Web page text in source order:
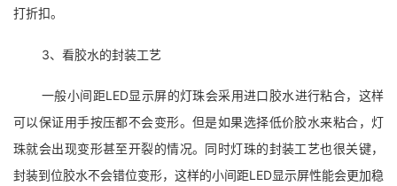
打折扣。
3、看胶水的封装工艺
一般小间距LED显示屏的灯珠会采用进口胶水进行粘合，这样
可以保证用手按压都不会变形。但是如果选择低价胶水来粘合，灯
珠就会出现变形甚至开裂的情况。同时灯珠的封装工艺也很关键，
封装到位胶水不会错位变形，这样的小间距LED显示屏性能会更加稳